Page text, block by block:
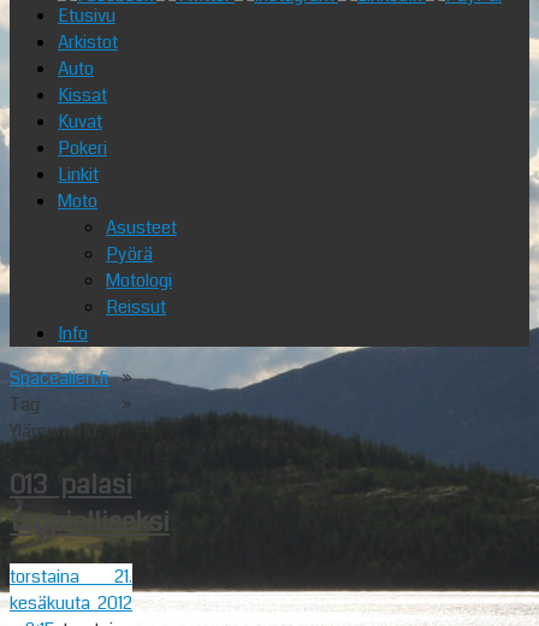
Skip
content
Etusivu
Arkistot
Auto
Kissat
Kuvat
Pokeri
Linkit
Moto
Asusteet
Pyörä
Motologi
Reissut
Info
Spacealien.fi»
Tag »
Ylämummo
013 palasi
tappiolliseksi
torstaina 21.
kesäkuuta 2012